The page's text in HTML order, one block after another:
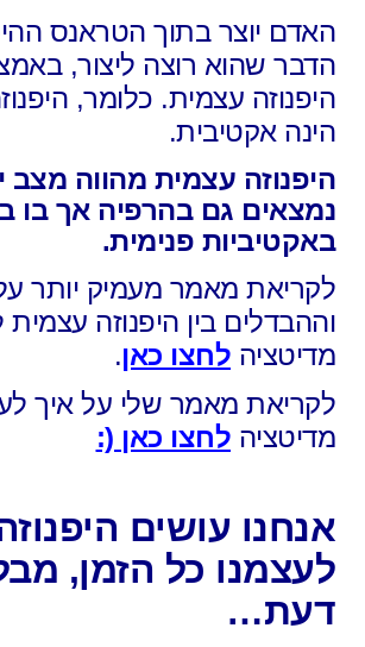
האדם יוצר בתוך הטראנס
הדבר שהוא רוצה ליצור,
היפנוזה עצמית. כלומר,
הינה אקטיבית.
היפנוזה עצמית מהווה מצב
נמצאים גם בהרפיה אך בו
באקטיביות פנימית.
לקריאת מאמר מעמיק יותר
וההבדלים בין היפנוזה עצמית
מדיטציה לחצו כאן.
לקריאת מאמר שלי על איך
מדיטציה לחצו כאן (:
אנחנו עושים
לעצמנו כל הזמן,
דעת…